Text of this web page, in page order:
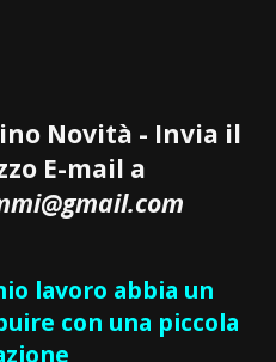
Novità - Invia il
E-mail a
lavoro abbia un
con una piccola